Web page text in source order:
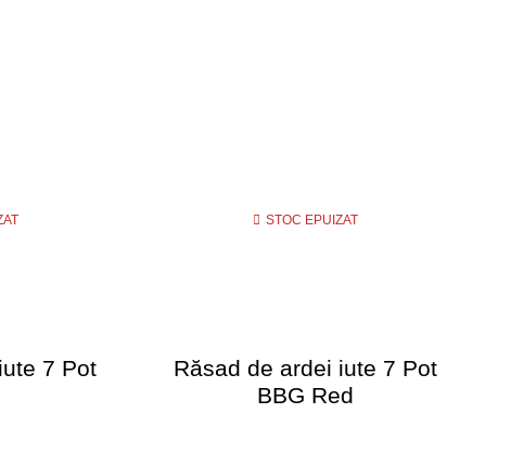
7 Pot
STOC EPUIZAT
Răsad de ardei iute 7 Pot
BBG Red